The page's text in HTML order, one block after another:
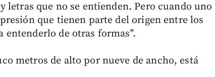
letras que no se entienden. Pero cuando uno
que tienen parte del origen entre los
entenderlo de otras formas".
metros de alto por nueve de ancho, está